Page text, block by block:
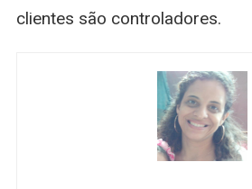
clientes são controladores.